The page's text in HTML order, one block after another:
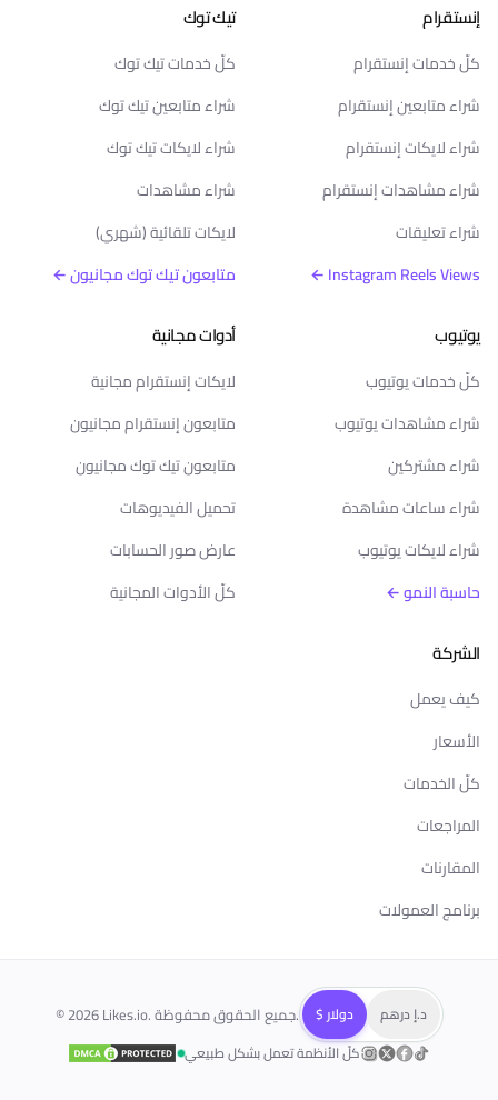
إنستقرام
كلّ خدمات إنستقرام
شراء متابعين إنستقرام
شراء لايكات إنستقرام
شراء مشاهدات إنستقرام
شراء تعليقات
Instagram Reels Views ←
تيك توك
كلّ خدمات تيك توك
شراء متابعين تيك توك
شراء لايكات تيك توك
شراء مشاهدات
لايكات تلقائية (شهري)
متابعون تيك توك مجانيون ←
يوتيوب
كلّ خدمات يوتيوب
شراء مشاهدات يوتيوب
شراء مشتركين
شراء ساعات مشاهدة
شراء لايكات يوتيوب
حاسبة النمو ←
أدوات مجانية
لايكات إنستقرام مجانية
متابعون إنستقرام مجانيون
متابعون تيك توك مجانيون
تحميل الفيديوهات
عارض صور الحسابات
كلّ الأدوات المجانية
الشركة
كيف يعمل
الأسعار
كلّ الخدمات
المراجعات
المقارنات
برنامج العمولات
©2026 Likes.io. جميع الحقوق محفوظة. $ دولار
د.إ درهم
كلّ الأنظمة تعمل بشكل طبيعي